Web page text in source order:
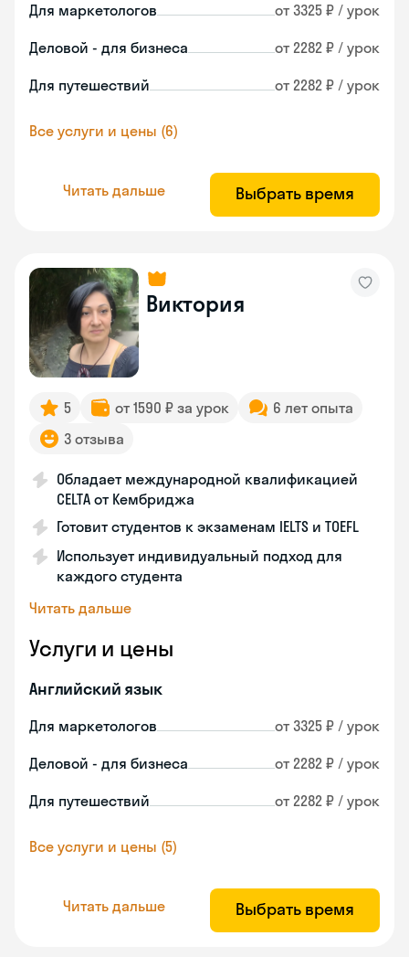
Для маркетологов от 3325 ₽ / урок
Деловой - для бизнеса от 2282 ₽ / урок
Для путешествий от 2282 ₽ / урок
Все услуги и цены (6)
Читать дальше Выбрать время
Виктория
5 от 1590 ₽ за урок
6 лет опыта
3 отзыва
Обладает международной квалификацией
CELTA от Кембриджа
Готовит студентов к экзаменам IELTS и TOEFL
Использует индивидуальный подход для
каждого студента
Читать дальше
Услуги и цены
Английский язык
Для маркетологов от 3325 ₽ / урок
Деловой - для бизнеса от 2282 ₽ / урок
Для путешествий от 2282 ₽ / урок
Все услуги и цены (5)
Читать дальше Выбрать время